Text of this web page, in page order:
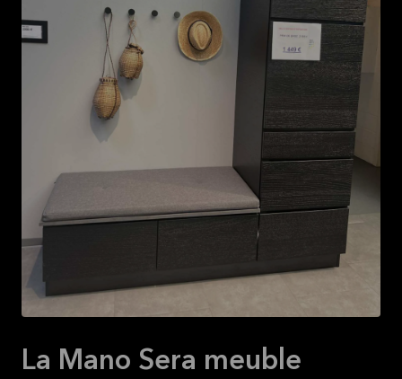
Bekijk
aanbieding
La Mano Sera meuble